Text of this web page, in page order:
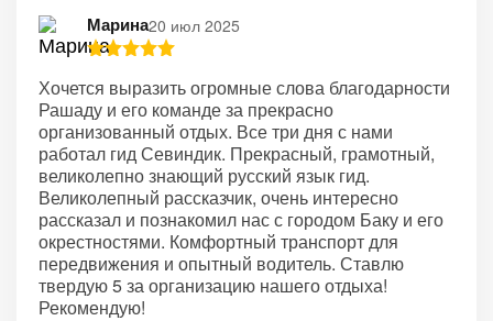
Марина20 июл 2025
Хочется выразить огромные слова благодарности
Рашаду и его команде за прекрасно
организованный отдых. Все три дня с нами
работал гид Севиндик. Прекрасный, грамотный,
великолепно знающий русский язык гид.
Великолепный рассказчик, очень интересно
рассказал и познакомил нас с городом Баку и его
окрестностями. Комфортный транспорт для
передвижения и опытный водитель. Ставлю
твердую 5 за организацию нашего отдыха!
Рекомендую!